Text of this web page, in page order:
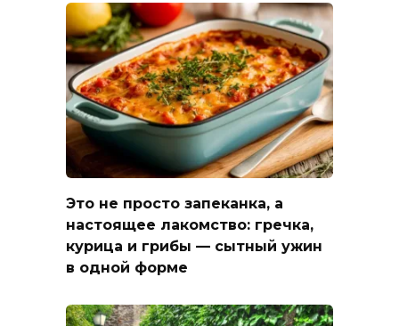
Это не просто запеканка, а
настоящее лакомство: гречка,
курица и грибы — сытный ужин
в одной форме